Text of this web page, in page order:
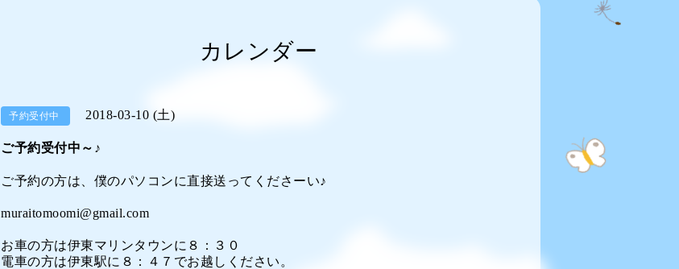
カレンダー
予約受付中 2018-03-10 (土)
ご予約受付中～♪
ご予約の方は、僕のパソコンに直接送ってくださーい♪
muraitomoomi@gmail.com
お車の方は伊東マリンタウンに８：３０
電車の方は伊東駅に８：４７でお越しください。